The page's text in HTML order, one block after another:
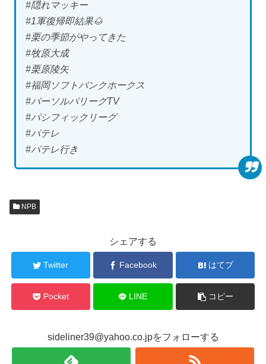
#隠れマッキー
#1軍復帰即結果🌰
#栗の季節がやってきた
#牧原大成
#栗原陵矢
#福岡ソフトバンクホークス
#パーソルパリーグTV
#パシフィックリーグ
#パテレ
#パテレ行き
NPB
シェアする
Twitter Facebook はてブ
Pocket LINE コピー
sideliner39@yahoo.co.jpをフォローする